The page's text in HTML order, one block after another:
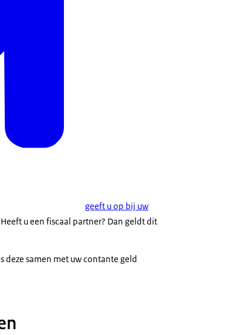
geeft u op bij uw
u een fiscaal partner? Dan geldt dit
deze samen met uw contante geld